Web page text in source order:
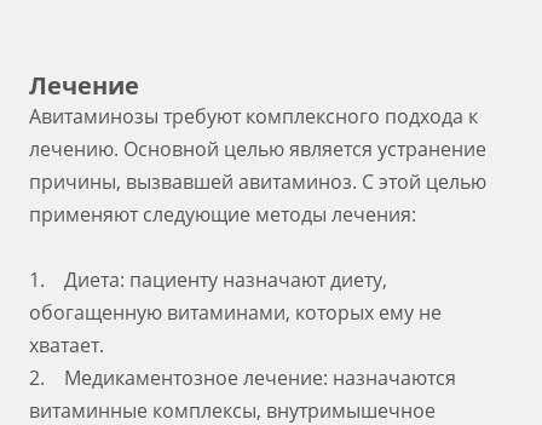
Лечение
Авитаминозы требуют комплексного подхода к
лечению. Основной целью является устранение
причины, вызвавшей авитаминоз. С этой целью
применяют следующие методы лечения:
1. Диета: пациенту назначают диету,
обогащенную витаминами, которых ему не
хватает.
2. Медикаментозное лечение: назначаются
витаминные комплексы, внутримышечное